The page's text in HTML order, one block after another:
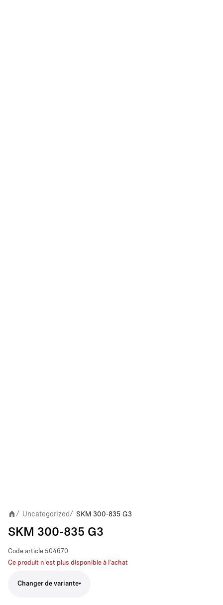
/ Uncategorized/ SKM 300-835 G3
SKM 300-835 G3
Code article 504670
Ce produit n'est plus disponible à l'achat
Changer de variante